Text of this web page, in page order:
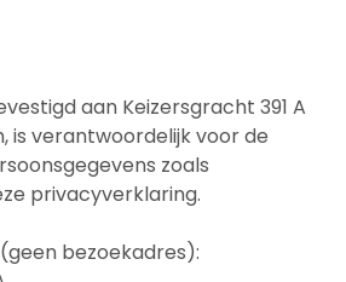
aan Keizersgracht 391 A
is verantwoordelijk voor de
zoals
privacyverklaring.
bezoekadres):